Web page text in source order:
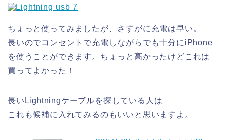
ちょっと使ってみましたが、さすがに充電は早い。
長いのでコンセントで充電しながらでも十分にiPhone
を使うことができます。ちょっと高かったけどこれは
買ってよかった！
長いLightningケーブルを探している人は
これも候補に入れてみるのもいいと思いますよ。